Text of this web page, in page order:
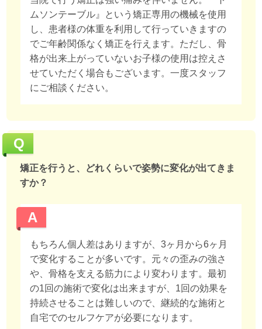
ムソンテーブル』という矯正専用の機械を使用
し、患者様の体重を利用して行っていきますの
でご年齢関係なく矯正を行えます。ただし、骨
格が出来上がっていないお子様の使用は控えさ
せていただく場合もございます。一度スタッフ
にご相談ください。
Q
矯正を行うと、どれくらいで姿勢に変化が出てきま
すか？
A
もちろん個人差はありますが、3ヶ月から6ヶ月
で変化することが多いです。元々の歪みの強さ
や、骨格を支える筋力により変わります。最初
の1回の施術で変化は出来ますが、1回の効果を
持続させることは難しいので、継続的な施術と
自宅でのセルフケアが必要になります。